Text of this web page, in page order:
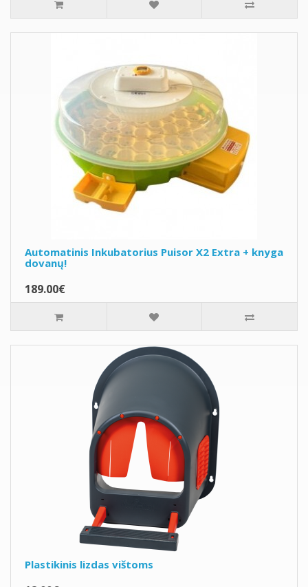
Automatinis Inkubatorius Puisor X2 Extra + knyga
dovanų!
189.00€
Plastikinis lizdas vištoms